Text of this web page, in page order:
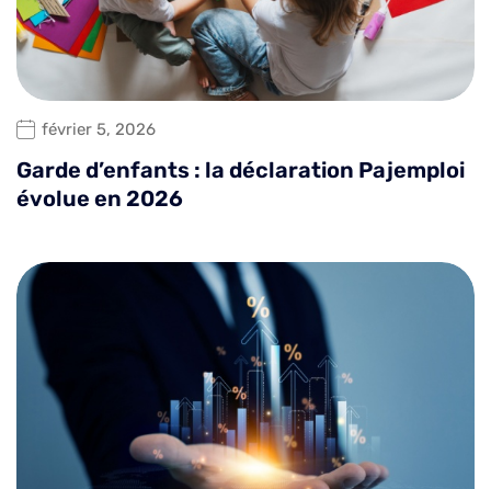
février 5, 2026
Garde d’enfants : la déclaration Pajemploi
évolue en 2026